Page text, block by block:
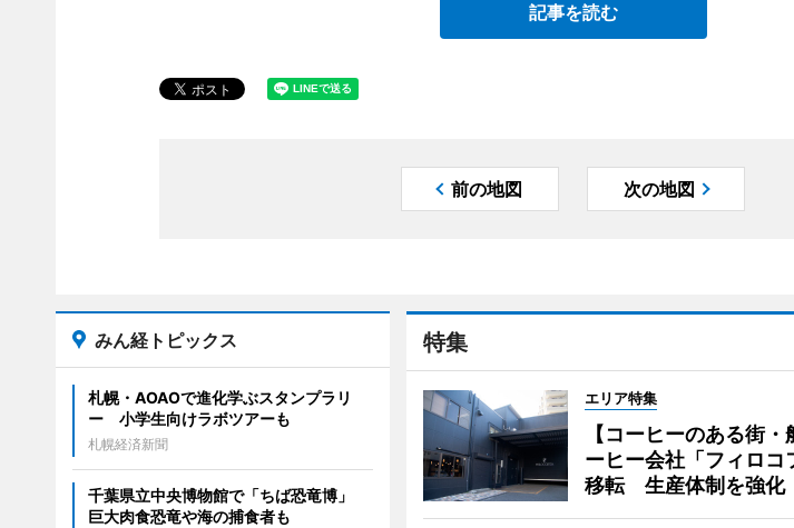
記事を読む
前の地図 次の地図
特集
エリア特集
【コーヒーのある街
ーヒー会社「フィロコ
移転 生産体制を強化
みん経トピックス
札幌・AOAOで進化学ぶスタンプラリ
ー 小学生向けラボツアーも
札幌経済新聞
千葉県立中央博物館で「ちば恐竜博」
巨大肉食恐竜や海の捕食者も